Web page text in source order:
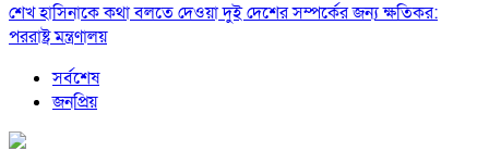
শেখ হাসিনাকে কথা বলতে দেওয়া দুই দেশের সম্পর্কের জন্য ক্ষতিকর:
পররাষ্ট্র মন্ত্রণালয়
সর্বশেষ
জনপ্রিয়